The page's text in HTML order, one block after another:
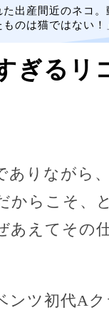
出産間近のネコ
ものは猫ではない
ぎる
ありながら
からこそ、
あえてその
ツ初代A